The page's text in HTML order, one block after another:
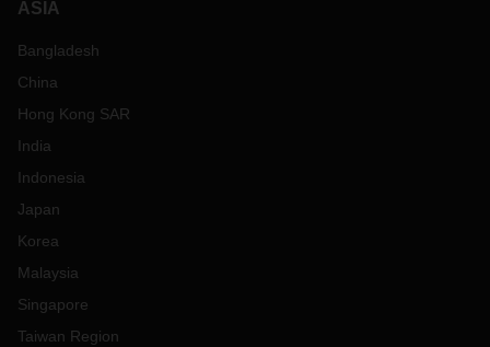
ASIA
Bangladesh
China
Hong Kong SAR
India
Indonesia
Japan
Korea
Malaysia
Singapore
Taiwan Region